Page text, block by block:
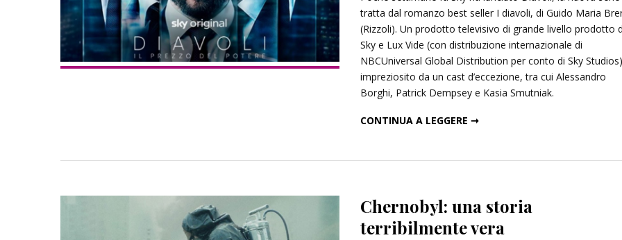
tratta dal romanzo best seller I diavoli, di Guido Maria
(Rizzoli). Un prodotto televisivo di grande livello prodotto
Sky e Lux Vide (con distribuzione internazionale di
NBCUniversal Global Distribution per conto di Sky
impreziosito da un cast d’eccezione, tra cui Alessandro
Borghi, Patrick Dempsey e Kasia Smutniak.
CONTINUA A LEGGERE ➞
Chernobyl: una storia
terribilmente vera